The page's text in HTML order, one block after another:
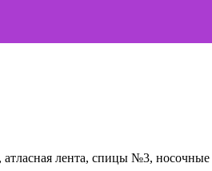
атласная лента, спицы №3,